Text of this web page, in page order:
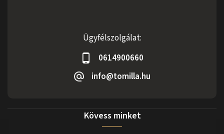
Ügyfélszolgálat:
0614900660
info@tomilla.hu
Kövess minket